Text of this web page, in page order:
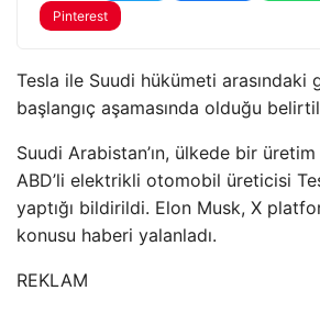
Pinterest
Tesla ile Suudi hükümeti arasındaki
başlangıç aşamasında olduğu
Suudi Arabistan’ın, ülkede bir
ABD’li elektrikli otomobil üreticisi
yaptığı bildirildi. Elon Musk, X
konusu haberi yalanladı.
REKLAM